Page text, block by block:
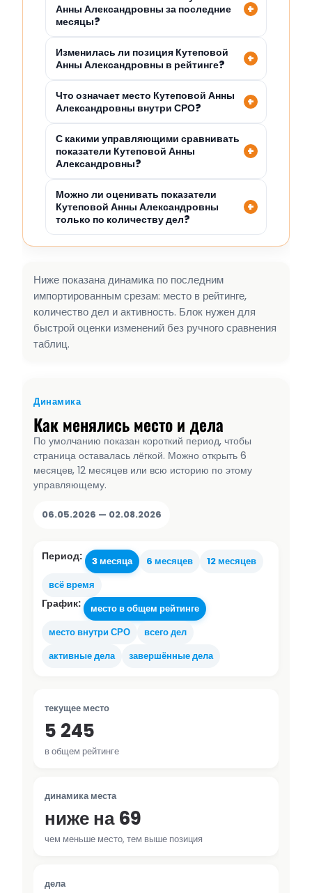
Анны Александровны за последние
месяцы?
Изменилась ли позиция Кутеповой
Анны Александровны в рейтинге?
Что означает место Кутеповой Анны
Александровны внутри СРО?
С какими управляющими сравнивать
показатели Кутеповой Анны
Александровны?
Можно ли оценивать показатели
Кутеповой Анны Александровны
только по количеству дел?
Ниже показана динамика по последним
импортированным срезам: место в рейтинге,
количество дел и активность. Блок нужен для
быстрой оценки изменений без ручного сравнения
таблиц.
Динамика
Как менялись место и дела
По умолчанию показан короткий период, чтобы
страница оставалась лёгкой. Можно открыть 6
месяцев, 12 месяцев или всю историю по этому
управляющему.
06.05.2026 — 02.08.2026
Период: 3 месяца 6 месяцев
12 месяцев
всё время
График:
место в общем рейтинге
место внутри СРО
всего дел
активные дела
завершённые дела
текущее место
5 245
в общем рейтинге
динамика места
ниже на 69
чем меньше место, тем выше позиция
дела